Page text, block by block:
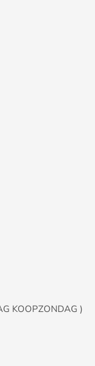
KOOPZONDAG )